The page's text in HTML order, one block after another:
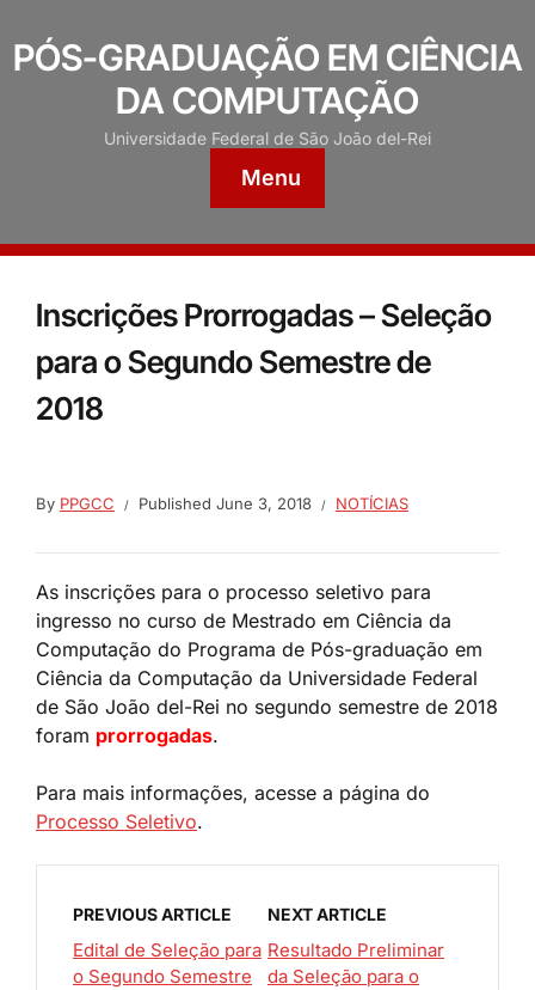
PÓS-GRADUAÇÃO EM CIÊNCIA
DA COMPUTAÇÃO
Universidade Federal de São João del-Rei
Menu
Inscrições Prorrogadas – Seleção
para o Segundo Semestre de
2018
By PPGCC Published June 3, 2018 NOTÍCIAS
As inscrições para o processo seletivo para
ingresso no curso de Mestrado em Ciência da
Computação do Programa de Pós-graduação em
Ciência da Computação da Universidade Federal
de São João del-Rei no segundo semestre de 2018
foram prorrogadas.
Para mais informações, acesse a página do
Processo Seletivo.
PREVIOUS ARTICLE
Edital de Seleção para
o Segundo Semestre
NEXT ARTICLE
Resultado Preliminar
da Seleção para o